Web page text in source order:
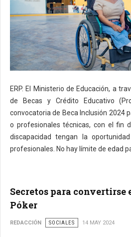
ERP. El Ministerio de Educación, a
de Becas y Crédito Educativo
convocatoria de Beca Inclusión 2024
o profesionales técnicas, con el fin
discapacidad tengan la
profesionales. No hay límite de edad
Secretos para convertirse
Póker
REDACCIÓN SOCIALES 14 MAY 2024